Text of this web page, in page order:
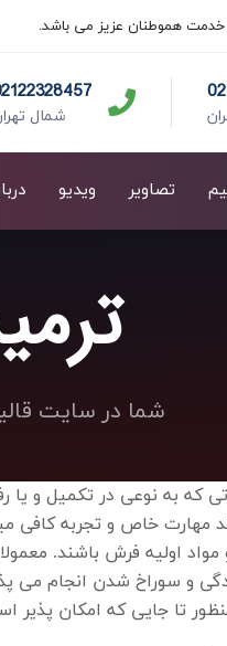
خدمت هموطنان عزیز می باشد.
شمال
تصاویر ویدیو
شما در سایت
که به نوعی در تکمیل و
مهارت خاص و تجربه کافی
مواد اولیه فرش باشند.
و سوراخ شدن انجام می
تا جایی که امکان پذیر